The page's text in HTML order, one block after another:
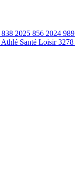
838 2025 856 2024 989
Athlé Santé Loisir3278